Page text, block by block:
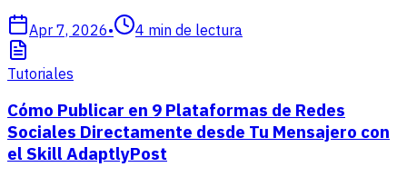
Apr 7, 2026• 4 min de lectura
Tutoriales
Cómo Publicar en 9 Plataformas de Redes
Sociales Directamente desde Tu Mensajero con
el Skill AdaptlyPost